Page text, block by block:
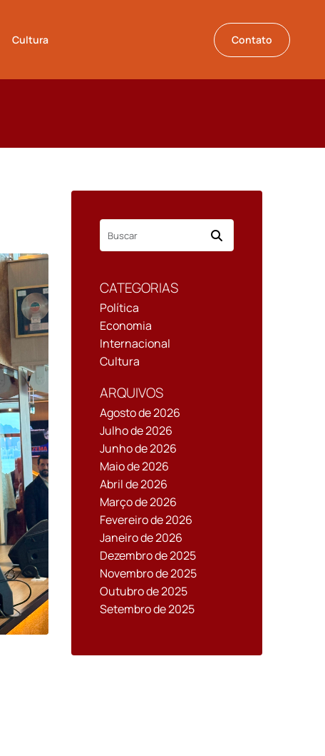
Cultura Contato
CATEGORIAS
Política
Economia
Internacional
Cultura
ARQUIVOS
Agosto de 2026
Julho de 2026
Junho de 2026
Maio de 2026
Abril de 2026
Março de 2026
Fevereiro de 2026
Janeiro de 2026
Dezembro de 2025
Novembro de 2025
Outubro de 2025
Setembro de 2025